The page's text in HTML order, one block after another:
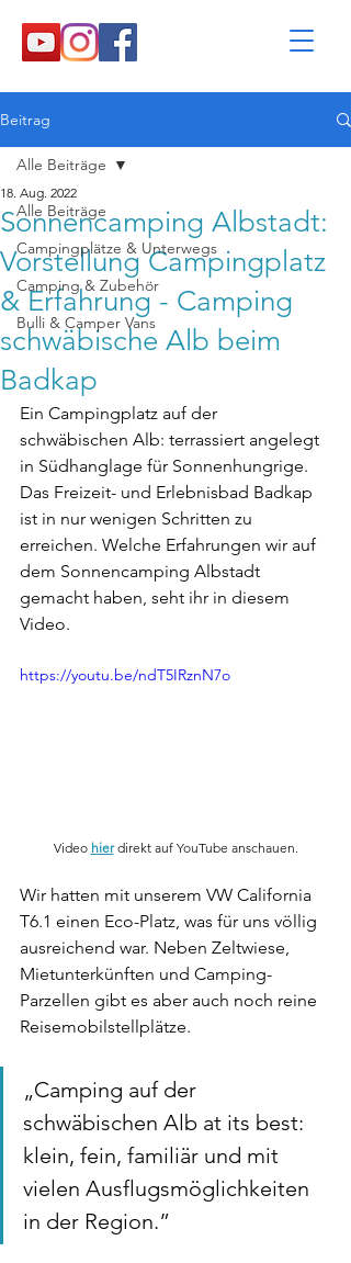
Beitrag
Alle Beiträge
Campingplätze & Unterwegs
Camping & Zubehör
Bulli & Camper Vans
Alle Beiträge
Sonnencamping Albstadt:
Vorstellung Campingplatz
& Erfahrung - Camping
schwäbische Alb beim
Badkap
18. Aug. 2022
Ein Campingplatz auf der
schwäbischen Alb: terrassiert angelegt
in Südhanglage für Sonnenhungrige.
Das Freizeit- und Erlebnisbad Badkap
ist in nur wenigen Schritten zu
erreichen. Welche Erfahrungen wir auf
dem Sonnencamping Albstadt
gemacht haben, seht ihr in diesem
Video.
https://youtu.be/ndT5IRznN7o
Video hier direkt auf YouTube anschauen.
Wir hatten mit unserem VW California
T6.1 einen Eco-Platz, was für uns völlig
ausreichend war. Neben Zeltwiese,
Mietunterkünften und Camping-
Parzellen gibt es aber auch noch reine
Reisemobilstellplätze.
„Camping auf der
schwäbischen Alb at its best:
klein, fein, familiär und mit
vielen Ausflugsmöglichkeiten
in der Region.”